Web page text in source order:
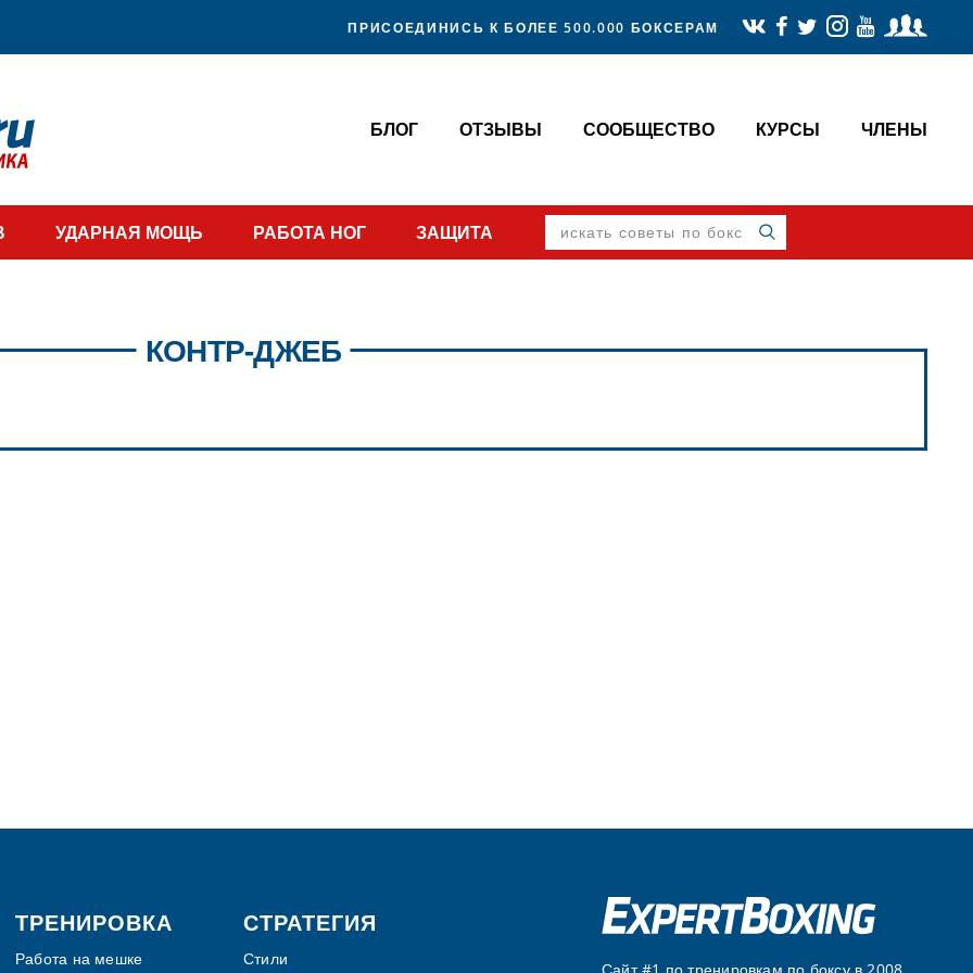
ПРИСОЕДИНИСЬ К БОЛЕЕ 500.000 БОКСЕРАМ
БЛОГ ОТЗЫВЫ СООБЩЕСТВО КУРСЫ ЧЛЕНЫ
УДАРНАЯ МОЩЬ РАБОТА НОГ ЗАЩИТА искать
советы
по
боксу
КОНТР-ДЖЕБ
ТРЕНИРОВКА
Работа на мешке
СТРАТЕГИЯ
Стили
Сайт #1 по тренировкам по боксу в 2008.